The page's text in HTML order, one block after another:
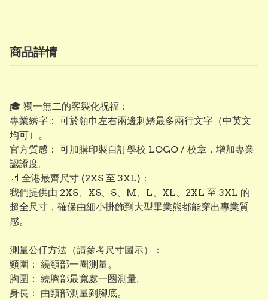
商品詳情
​🎓 獨一無二的客製化祝福：
專業綉字： 可於領巾左右兩邊刺綉最多兩行文字（中英文
均可）。
​官方質感： 可加購印製自訂學校 LOGO / 校章，增加專業
認證度。
​📐 全港最齊尺寸 (2XS 至 3XL)：
我們提供由 2XS、XS、S、M、L、XL、2XL 至 3XL 的
超全尺寸，確保由細小掛飾到大型畢業熊都能穿出專業質
感。
測量公仔方法（請參考尺寸圖示）：
頸圍： 繞頸部一圈測量。
​胸圍： 繞胸部最寬處一圈測量。
​身長： 由頸部測量到腳底。